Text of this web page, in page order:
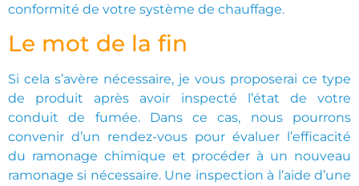
conformité de votre système de chauffage.
Le mot de la fin
Si cela s’avère nécessaire, je vous proposerai ce type
de produit après avoir inspecté l’état de votre
conduit de fumée. Dans ce cas, nous pourrons
convenir d’un rendez-vous pour évaluer l’efficacité
du ramonage chimique et procéder à un nouveau
ramonage si nécessaire. Une inspection à l’aide d’une